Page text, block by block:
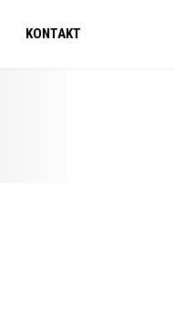
KONTAKT